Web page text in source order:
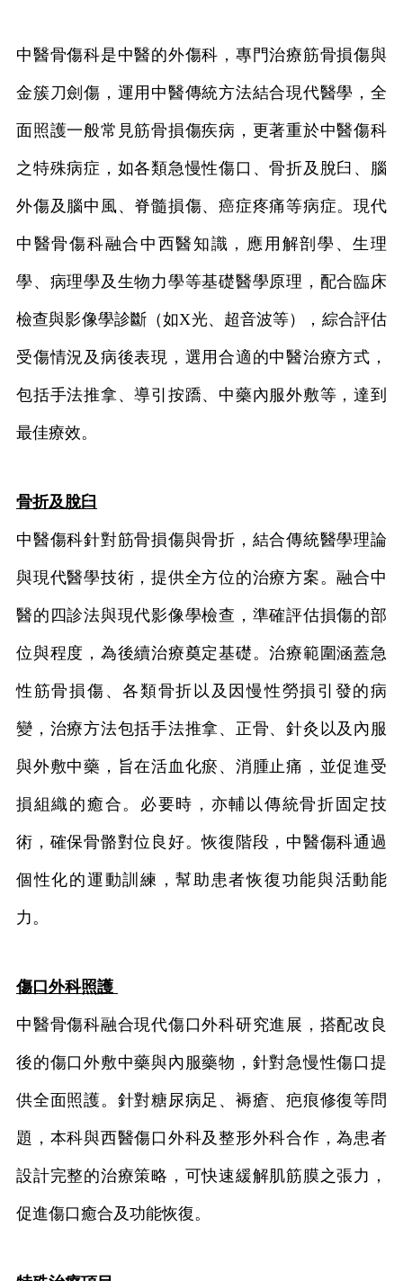
中醫骨傷科是中醫的外傷科，專門治療筋骨損傷與
金簇刀劍傷，運用中醫傳統方法結合現代醫學，全
面照護一般常見筋骨損傷疾病，更著重於中醫傷科
之特殊病症，如各類急慢性傷口、骨折及脫臼、腦
外傷及腦中風、脊髓損傷、癌症疼痛等病症。現代
中醫骨傷科融合中西醫知識，應用解剖學、生理
學、病理學及生物力學等基礎醫學原理，配合臨床
檢查與影像學診斷（如X光、超音波等），綜合評估
受傷情況及病後表現，選用合適的中醫治療方式，
包括手法推拿、導引按蹻、中藥內服外敷等，達到
最佳療效。
骨折及脫臼
中醫傷科針對筋骨損傷與骨折，結合傳統醫學理論
與現代醫學技術，提供全方位的治療方案。融合中
醫的四診法與現代影像學檢查，準確評估損傷的部
位與程度，為後續治療奠定基礎。治療範圍涵蓋急
性筋骨損傷、各類骨折以及因慢性勞損引發的病
變，治療方法包括手法推拿、正骨、針灸以及內服
與外敷中藥，旨在活血化瘀、消腫止痛，並促進受
損組織的癒合。必要時，亦輔以傳統骨折固定技
術，確保骨骼對位良好。恢復階段，中醫傷科通過
個性化的運動訓練，幫助患者恢復功能與活動能
力。
傷口外科照護
中醫骨傷科融合現代傷口外科研究進展，搭配改良
後的傷口外敷中藥與內服藥物，針對急慢性傷口提
供全面照護。針對糖尿病足、褥瘡、疤痕修復等問
題，本科與西醫傷口外科及整形外科合作，為患者
設計完整的治療策略，可快速緩解肌筋膜之張力，
促進傷口癒合及功能恢復。